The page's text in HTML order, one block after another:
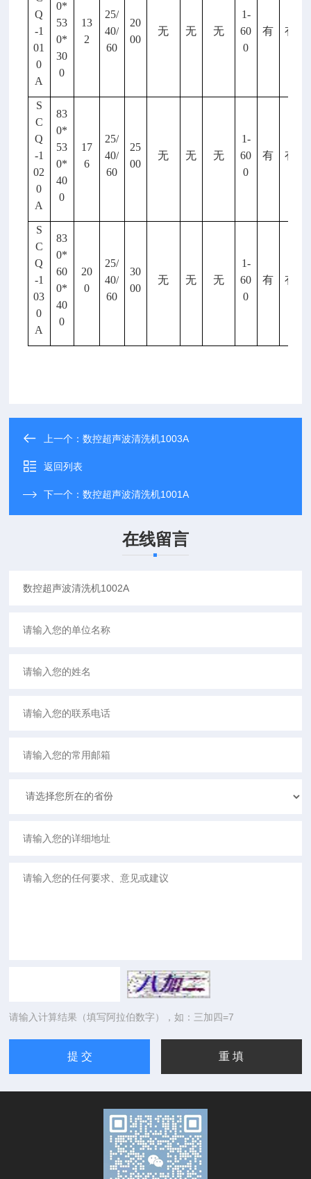
Q
-1
01
0
A
0*
53
0*
30
0
13
2
25/
40/
60
20
00
无 无 无
1-
60
0
有 有
S
C
Q
-1
02
0
A
83
0*
53
0*
40
0
17
6
25/
40/
60
25
00
无 无 无
1-
60
0
有 有
S
C
Q
-1
03
0
A
83
0*
60
0*
40
0
20
0
25/
40/
60
30
00
无 无 无
1-
60
0
有 有
上一个：数控超声波清洗机1003A
返回列表
下一个：数控超声波清洗机1001A
在线留言
请输入计算结果（填写阿拉伯数字），如：三加四=7